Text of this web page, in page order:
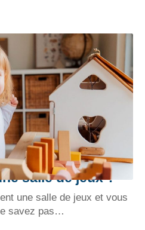
salle de jeux ?
une salle de jeux et vous
savez pas…